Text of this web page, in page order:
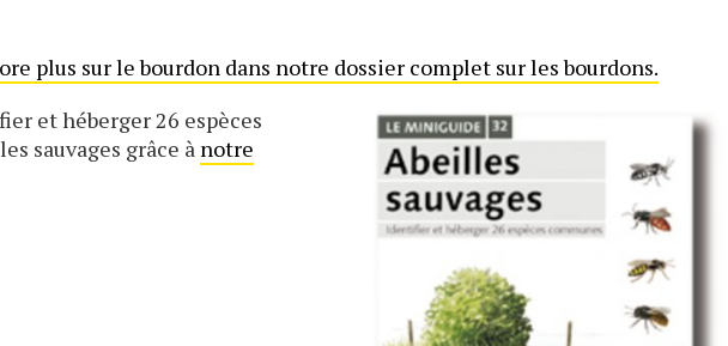
plus sur le bourdon dans notre dossier complet sur les bourdons.
et héberger 26 espèces
sauvages grâce à notre